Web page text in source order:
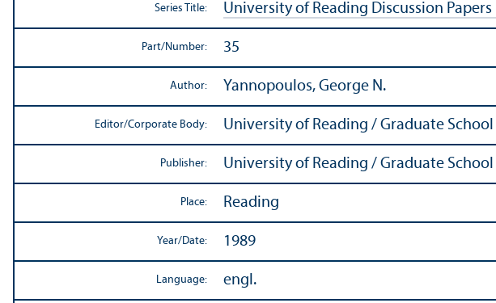
Series Title: University of Reading Discussion
Part/Number: 35
Author: Yannopoulos, George N.
Editor/Corporate Body: University of Reading / Graduate
Publisher: University of Reading / Graduate
Place: Reading
Year/Date: 1989
Language: engl.